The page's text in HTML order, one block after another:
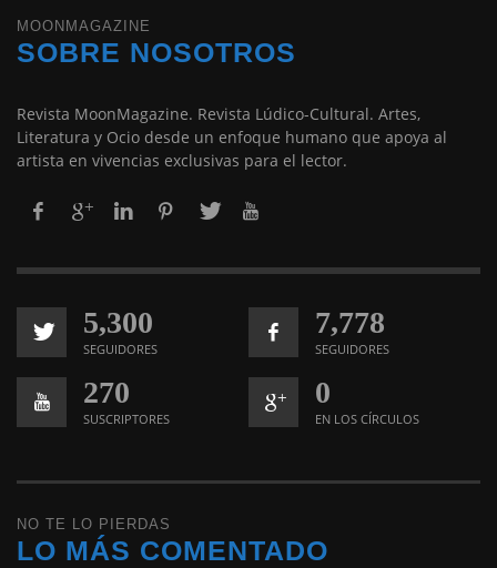
MOONMAGAZINE
SOBRE NOSOTROS
Revista MoonMagazine. Revista Lúdico-Cultural. Artes,
Literatura y Ocio desde un enfoque humano que apoya al
artista en vivencias exclusivas para el lector.
5,300
SEGUIDORES
7,778
SEGUIDORES
270
SUSCRIPTORES
0
EN LOS CÍRCULOS
NO TE LO PIERDAS
LO MÁS COMENTADO